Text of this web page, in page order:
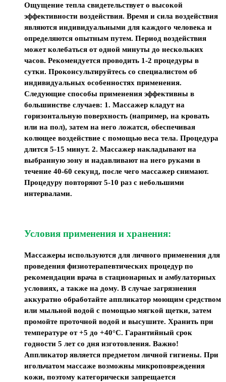
Ощущение тепла свидетельствует о высокой
эффективности воздействия. Время и сила воздействия
являются индивидуальными для каждого человека и
определяются опытным путем. Период воздействия
может колебаться от одной минуты до нескольких
часов. Рекомендуется проводить 1-2 процедуры в
сутки. Проконсультируйтесь со специалистом об
индивидуальных особенностях применения.
Следующие способы применения эффективны в
большинстве случаев: 1. Массажер кладут на
горизонтальную поверхность (например, на кровать
или на пол), затем на него ложатся, обеспечивая
колющее воздействие с помощью веса тела. Процедура
длится 5-15 минут. 2. Массажер накладывают на
выбранную зону и надавливают на него руками в
течение 40-60 секунд, после чего массажер снимают.
Процедуру повторяют 5-10 раз с небольшими
интервалами.
Условия применения и хранения:
Массажеры используются для личного применения для
проведения физиотерапевтических процедур по
рекомендации врача в стационарных и амбулаторных
условиях, а также на дому. В случае загрязнения
аккуратно обработайте аппликатор моющим средством
или мыльной водой с помощью мягкой щетки, затем
промойте проточной водой и высушите. Хранить при
температуре от +5 до +40°С. Гарантийный срок
годности 5 лет со дня изготовления. Важно!
Аппликатор является предметом личной гигиены. При
игольчатом массаже возможны микроповреждения
кожи, поэтому категорически запрещается